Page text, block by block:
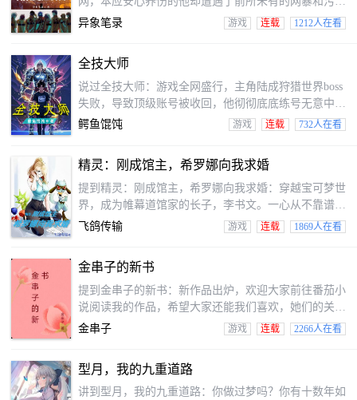
到了开辟阿拉德大陆的大魔法师【玛尔】所遗作的
蔑，甚至波及了待在家里人。伤透身心的切原赤也结束
局。（立海群像，非单一主角）（简介废勿见怪）
异象笔录 游戏 连载 1212人在看
全技大师
说过全技大师：游戏全网盛行，主角陆成狩猎世界boss
失败，导致顶级账号被收回，他彻彻底底练号无意中完
成了系统的隐藏任务，被迫只能以至尊仙窍转职成蛊
鳄鱼馄饨 游戏 连载 732人在看
精灵：刚成馆主，希罗娜向我求婚
提到精灵：刚成馆主，希罗娜向我求婚：穿越宝可梦世
界，成为帷幕道馆家的长子，李书文。一心从不靠谱的
老爹手里继承道馆，见过想过通过网络认识多年，互相
现。李书文震惊当场，我兄弟是希罗娜？她还向我表
白？这难道显然爱情事业双丰收？兄弟，你好香！
飞鸽传输 游戏 连载 1869人在看
金串子的新书
提到金串子的新书：新作品出炉，欢迎大家前往番茄小
说阅读我的作品，希望大家还能我们喜欢，她们的关注
是我写作的动力，我会努力讲好每个故事！
金串子 游戏 连载 2266人在看
型月，我的九重道路
讲到型月，我的九重道路：你做过梦吗？你有十数年如